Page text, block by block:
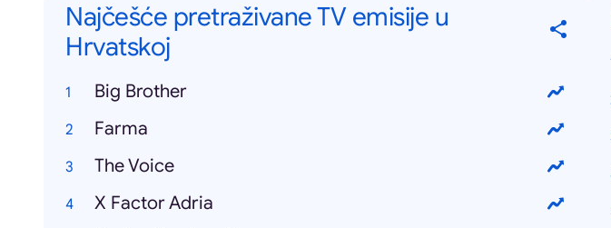
Najčešće pretraživane TV emisije u
Hrvatskoj
Big Brother
Farma
The Voice
X Factor Adria